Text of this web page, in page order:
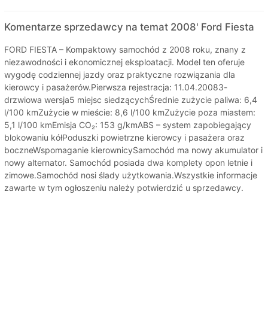
Komentarze sprzedawcy na temat 2008' Ford Fiesta
FORD FIESTA – Kompaktowy samochód z 2008 roku, znany z
niezawodności i ekonomicznej eksploatacji. Model ten oferuje
wygodę codziennej jazdy oraz praktyczne rozwiązania dla
kierowcy i pasażerów.Pierwsza rejestracja: 11.04.20083-
drzwiowa wersja5 miejsc siedzącychŚrednie zużycie paliwa: 6,4
l/100 kmZużycie w mieście: 8,6 l/100 kmZużycie poza miastem:
5,1 l/100 kmEmisja CO₂: 153 g/kmABS – system zapobiegający
blokowaniu kółPoduszki powietrzne kierowcy i pasażera oraz
boczneWspomaganie kierownicySamochód ma nowy akumulator i
nowy alternator. Samochód posiada dwa komplety opon letnie i
zimowe.Samochód nosi ślady użytkowania.Wszystkie informacje
zawarte w tym ogłoszeniu należy potwierdzić u sprzedawcy.